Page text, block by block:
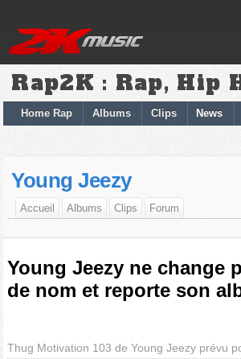
Rap2K : Rap, Hip
Home Rap Albums Clips News
Young Jeezy
Accueil Albums Clips Forum
Young Jeezy ne change
de nom et reporte son
Thug Motivation 103 de Young Jeezy prévu